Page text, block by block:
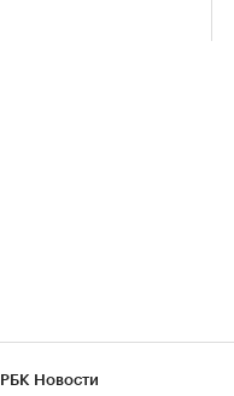
РБК Новости